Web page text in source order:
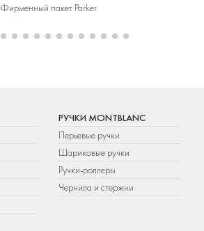
Фирменный пакет Parker
РУЧКИ MONTBLANC
Перьевые ручки
Шариковые ручки
Ручки-роллеры
Чернила и стержни